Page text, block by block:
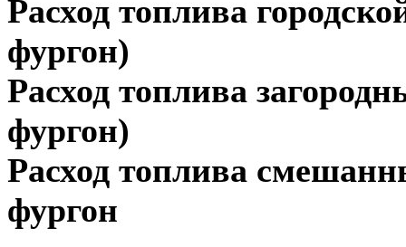
Расход топлива
фургон)
Расход топлива
фургон)
Расход топлива
фургон